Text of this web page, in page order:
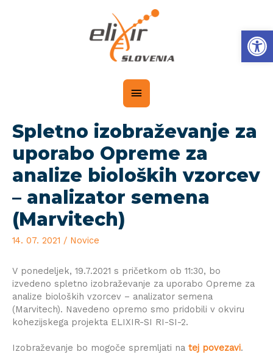
Spletno izobraževanje za
uporabo Opreme za
analize bioloških vzorcev
– analizator semena
(Marvitech)
14. 07. 2021 / Novice
V ponedeljek, 19.7.2021 s pričetkom ob 11:30, bo
izvedeno spletno izobraževanje za uporabo Opreme za
analize bioloških vzorcev – analizator semena
(Marvitech). Navedeno opremo smo pridobili v okviru
kohezijskega projekta ELIXIR-SI RI-SI-2.
Izobraževanje bo mogoče spremljati na tej povezavi.